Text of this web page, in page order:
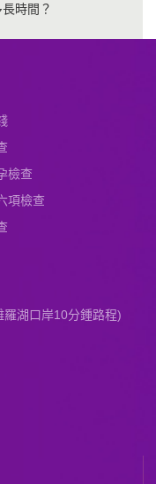
時間？
檢查
項檢查
湖口岸10分鍾路程)